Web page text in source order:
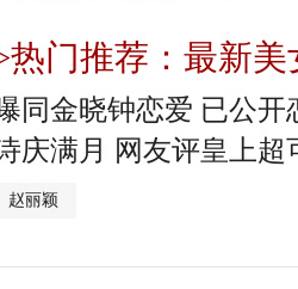
热门推荐：最新美
同金晓钟恋爱 已公开
庆满月 网友评皇上超
赵丽颖